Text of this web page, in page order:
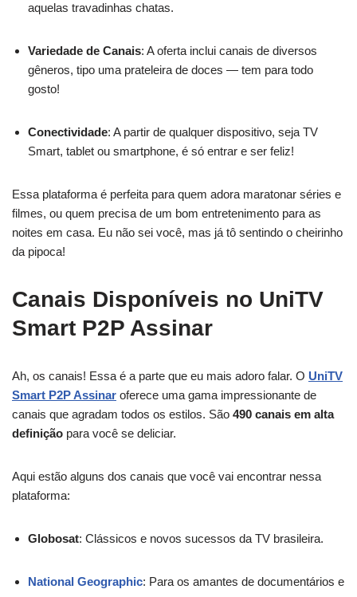
aquelas travadinhas chatas.
Variedade de Canais: A oferta inclui canais de diversos
gêneros, tipo uma prateleira de doces — tem para todo
gosto!
Conectividade: A partir de qualquer dispositivo, seja TV
Smart, tablet ou smartphone, é só entrar e ser feliz!
Essa plataforma é perfeita para quem adora maratonar séries e
filmes, ou quem precisa de um bom entretenimento para as
noites em casa. Eu não sei você, mas já tô sentindo o cheirinho
da pipoca!
Canais Disponíveis no UniTV
Smart P2P Assinar
Ah, os canais! Essa é a parte que eu mais adoro falar. O UniTV
Smart P2P Assinar oferece uma gama impressionante de
canais que agradam todos os estilos. São 490 canais em alta
definição para você se deliciar.
Aqui estão alguns dos canais que você vai encontrar nessa
plataforma:
Globosat: Clássicos e novos sucessos da TV brasileira.
National Geographic: Para os amantes de documentários e